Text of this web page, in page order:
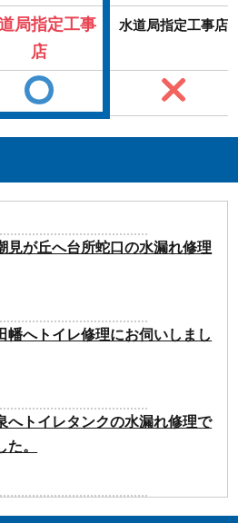
局指定工事
店
水道局指定工事店
見が丘へ台所蛇口の水漏れ修理
幡へトイレ修理にお伺いしまし
へトイレタンクの水漏れ修理で
。